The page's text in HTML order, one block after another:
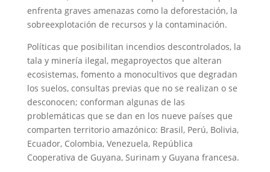
enfrenta graves amenazas como la deforestación, la
sobreexplotación de recursos y la contaminación.
Políticas que posibilitan incendios descontrolados, la
tala y minería ilegal, megaproyectos que alteran
ecosistemas, fomento a monocultivos que degradan
los suelos, consultas previas que no se realizan o se
desconocen; conforman algunas de las
problemáticas que se dan en los nueve países que
comparten territorio amazónico: Brasil, Perú, Bolivia,
Ecuador, Colombia, Venezuela, República
Cooperativa de Guyana, Surinam y Guyana francesa.